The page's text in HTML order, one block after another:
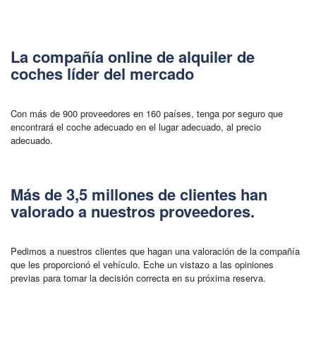
La compañía online de alquiler de
coches líder del mercado
Con más de 900 proveedores en 160 países, tenga por seguro que
encontrará el coche adecuado en el lugar adecuado, al precio
adecuado.
Más de 3,5 millones de clientes han
valorado a nuestros proveedores.
Pedimos a nuestros clientes que hagan una valoración de la compañía
que les proporcionó el vehículo. Eche un vistazo a las opiniones
previas para tomar la decisión correcta en su próxima reserva.